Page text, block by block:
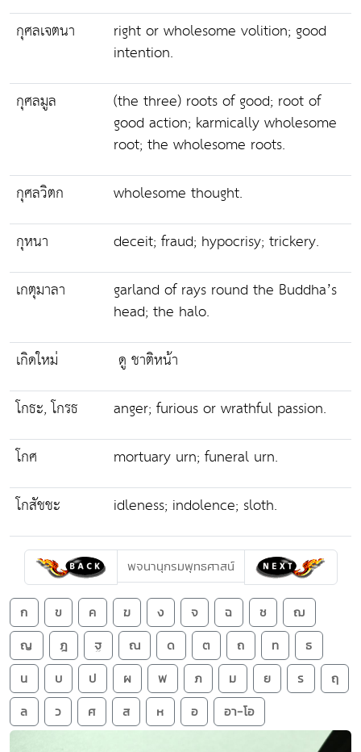
กุศลเจตนา
right or wholesome volition; good
intention.
กุศลมูล
(the three) roots of good; root of
good action; karmically wholesome
root; the wholesome roots.
กุศลวิตก
wholesome thought.
กุหนา
deceit; fraud; hypocrisy; trickery.
เกตุมาลา
garland of rays round the Buddha’s
head; the halo.
เกิดใหม่
ดู ชาติหน้า
โกธะ, โกรธ
anger; furious or wrathful passion.
โกศ
mortuary urn; funeral urn.
โกสัชชะ
idleness; indolence; sloth.
พจนานุกรมพุทธศาสน์
ก ข ค ฆ ง จ ฉ ช
ฌ
ญ
ฎ ฐ ณ ด ต ถ ท
ธ
น
บ ป ผ พ ภ ม ย ร
ฤ
ล
ว ศ ส ห อ อา-โอ